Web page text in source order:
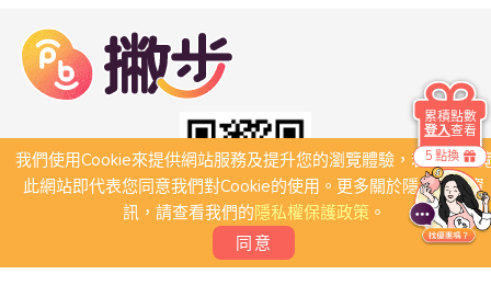
我們使用Cookie來提供網站服務及提升您的瀏覽體驗，若繼續瀏
此網站即代表您同意我們對Cookie的使用。更多關於隱私保護資
訊，請查看我們的隱私權保護政策。
同意
5 點換
累積點數
登入查看